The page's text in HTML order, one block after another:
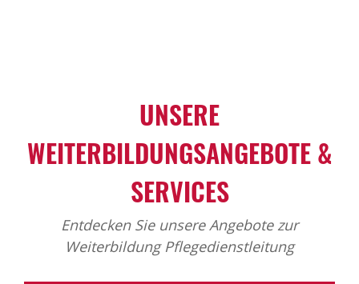
UNSERE
WEITERBILDUNGSANGEBOTE &
SERVICES
Entdecken Sie unsere Angebote zur
Weiterbildung Pflegedienstleitung